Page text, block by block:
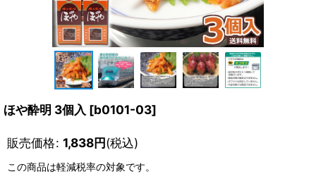
ほや酔明 3個入 [b0101-03]
販売価格: 1,838円(税込)
この商品は軽減税率の対象です。